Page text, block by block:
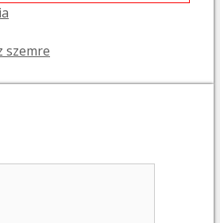
szemre